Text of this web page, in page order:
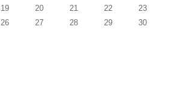
19 20 21 22
23
26 27 28 29
30